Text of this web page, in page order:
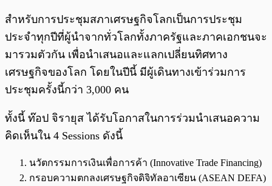
สำหรับการประชุมสภาเศรษฐกิจโลกเป็นการประชุม
ประจำทุกปีที่ผู้นำจากทั่วโลกทั้งภาครัฐและภาคเอกชนจะ
มารวมตัวกัน เพื่อนำเสนอและแลกเปลี่ยนทิศทาง
เศรษฐกิจของโลก โดยในปีนี้ มีผู้เดินทางเข้าร่วมการ
ประชุมครั้งนี้กว่า 3,000 คน
ทั้งนี้ ท๊อป จิรายุส ได้รับโอกาสในการร่วมนำเสนอความ
คิดเห็นใน 4 Sessions ดังนี้
นวัตกรรมการเงินเพื่อการค้า (Innovative Trade Financing)
กรอบความตกลงเศรษฐกิจดิจิทัลอาเซียน (ASEAN DEFA)